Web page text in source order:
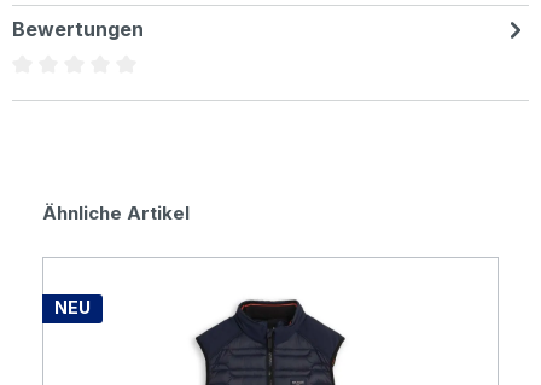
Bewertungen
Produktgalerie überspringen
Ähnliche Artikel
NEU